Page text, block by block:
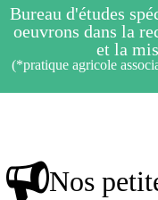
Bureau d'études
oeuvrons dans la
et la
(*pratique agricole
Nos